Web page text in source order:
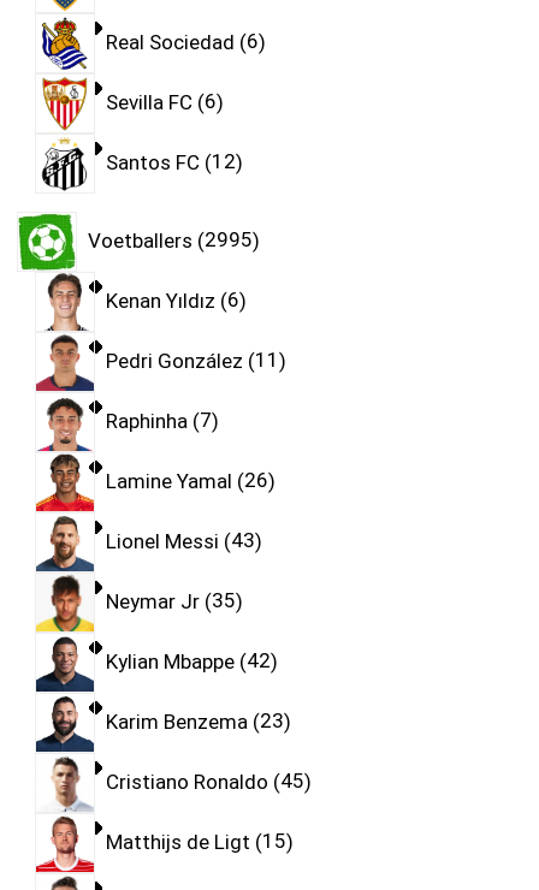
Real Sociedad 6
Sevilla FC 6
Santos FC 12
Voetballers 2995
Kenan Yıldız 6
Pedri González 11
Raphinha 7
Lamine Yamal 26
Lionel Messi 43
Neymar Jr 35
Kylian Mbappe 42
Karim Benzema 23
Cristiano Ronaldo 45
Matthijs de Ligt 15